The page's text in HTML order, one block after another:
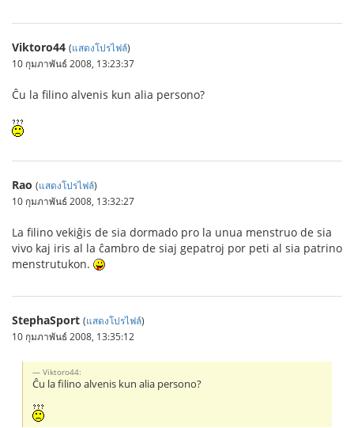
Viktoro44 (แสดงโปรไฟล์)
10 กุมภาพันธ์ 2008, 13:23:37
Ĉu la filino alvenis kun alia persono?
Rao (แสดงโปรไฟล์)
10 กุมภาพันธ์ 2008, 13:32:27
La filino vekiĝis de sia dormado pro la unua menstruo de sia
vivo kaj iris al la ĉambro de siaj gepatroj por peti al sia patrino
menstrutukon.
StephaSport (แสดงโปรไฟล์)
10 กุมภาพันธ์ 2008, 13:35:12
Viktoro44:
Ĉu la filino alvenis kun alia persono?